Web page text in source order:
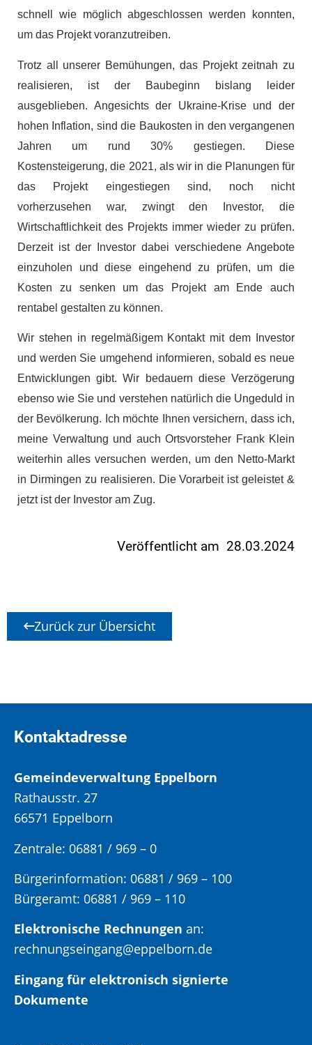
schnell wie möglich abgeschlossen werden konnten,
um das Projekt voranzutreiben.
Trotz all unserer Bemühungen, das Projekt zeitnah zu
realisieren, ist der Baubeginn bislang leider
ausgeblieben. Angesichts der Ukraine-Krise und der
hohen Inflation, sind die Baukosten in den vergangenen
Jahren um rund 30% gestiegen. Diese
Kostensteigerung, die 2021, als wir in die Planungen für
das Projekt eingestiegen sind, noch nicht
vorherzusehen war, zwingt den Investor, die
Wirtschaftlichkeit des Projekts immer wieder zu prüfen.
Derzeit ist der Investor dabei verschiedene Angebote
einzuholen und diese eingehend zu prüfen, um die
Kosten zu senken um das Projekt am Ende auch
rentabel gestalten zu können.
Wir stehen in regelmäßigem Kontakt mit dem Investor
und werden Sie umgehend informieren, sobald es neue
Entwicklungen gibt. Wir bedauern diese Verzögerung
ebenso wie Sie und verstehen natürlich die Ungeduld in
der Bevölkerung. Ich möchte Ihnen versichern, dass ich,
meine Verwaltung und auch Ortsvorsteher Frank Klein
weiterhin alles versuchen werden, um den Netto-Markt
in Dirmingen zu realisieren. Die Vorarbeit ist geleistet &
jetzt ist der Investor am Zug.
Veröffentlicht am 28.03.2024
Zurück zur Übersicht
Kontaktadresse
Gemeindeverwaltung Eppelborn
Rathausstr. 27
66571 Eppelborn
Zentrale: 06881 / 969 – 0
Bürgerinformation: 06881 / 969 – 100
Bürgeramt: 06881 / 969 – 110
Elektronische Rechnungen an:
rechnungseingang@eppelborn.de
Eingang für elektronisch signierte
Dokumente